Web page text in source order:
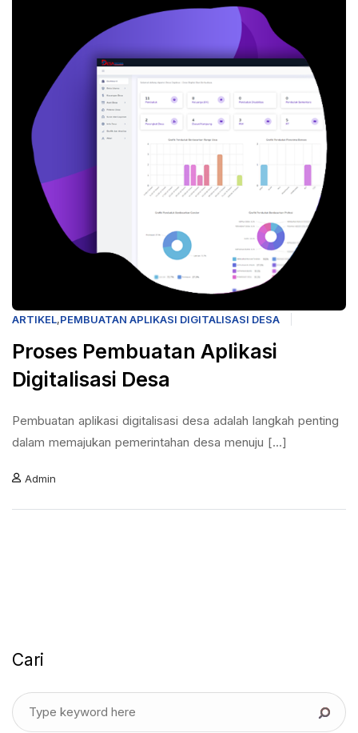
ARTIKEL,PEMBUATAN APLIKASI DIGITALISASI DESA
Proses Pembuatan Aplikasi
Digitalisasi Desa
Pembuatan aplikasi digitalisasi desa adalah langkah penting
dalam memajukan pemerintahan desa menuju [...]
Admin
Cari